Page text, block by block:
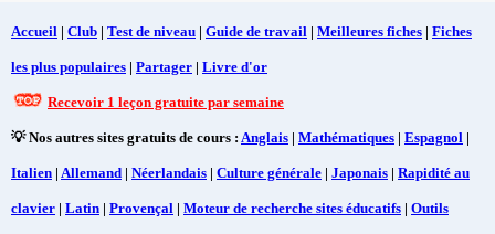
Accueil | Club | Test de niveau | Guide de travail | Meilleures fiches | Fiches
les plus populaires | Partager | Livre d'or
Recevoir 1 leçon gratuite par semaine
💡 Nos autres sites gratuits de cours : Anglais | Mathématiques | Espagnol |
Italien | Allemand | Néerlandais | Culture générale | Japonais | Rapidité au
clavier | Latin | Provençal | Moteur de recherche sites éducatifs | Outils